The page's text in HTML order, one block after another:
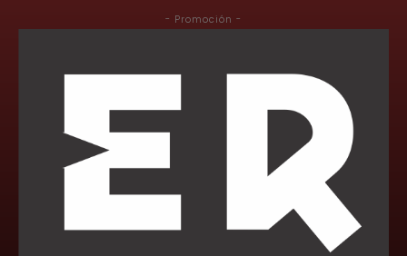
- Promoción -